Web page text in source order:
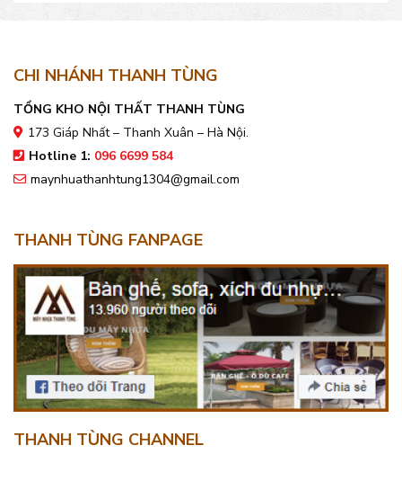
CHI NHÁNH THANH TÙNG
TỔNG KHO NỘI THẤT THANH TÙNG
173 Giáp Nhất – Thanh Xuân – Hà Nội.
Hotline 1: 096 6699 584
maynhuathanhtung1304@gmail.com
THANH TÙNG FANPAGE
THANH TÙNG CHANNEL